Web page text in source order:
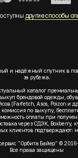
другие способы
и надёжный спутник в
за рубежа.
каталог
брендовой одежды,
(Farfetch, Asos, Poizon и
по выкупу,
оплаты при
через СДЭК, Boxberry,
клиентов подтверждают:
"Орбита Байер" ©
Все права защищены